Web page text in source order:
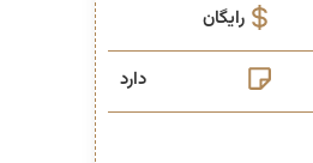
رایگان
دارد